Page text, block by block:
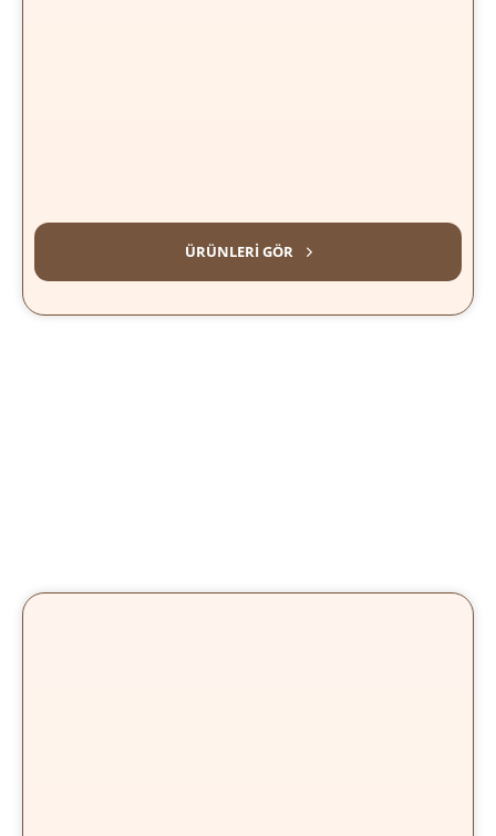
ÜRÜNLERI GÖR